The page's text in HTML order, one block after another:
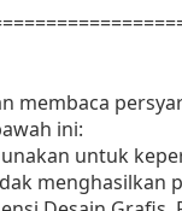
membaca
ini:
untuk